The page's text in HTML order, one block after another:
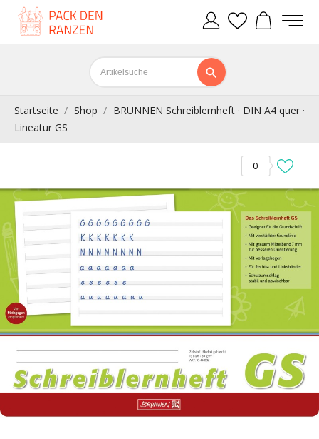
Startseite Shop
BRUNNEN Schreiblernheft · DIN A4 quer ·
Lineatur GS
0